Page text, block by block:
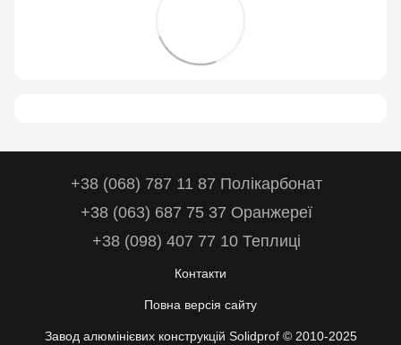
+38 (068) 787 11 87 Полікарбонат
+38 (063) 687 75 37 Оранжереї
+38 (098) 407 77 10 Теплиці
Контакти
Повна версія сайту
Завод алюмінієвих конструкцій Solidprof © 2010-2025